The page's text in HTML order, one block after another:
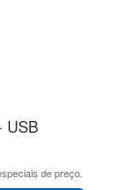
USB
de preço.